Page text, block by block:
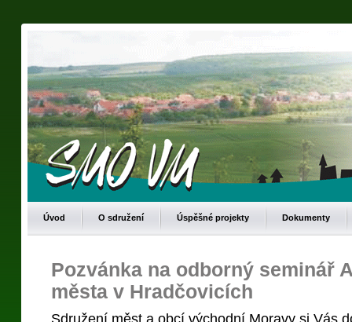
Úvod O sdružení Úspěšné projekty Dokumenty
Pozvánka na odborný seminář
města v Hradčovicích
Sdružení měst a obcí východní Moravy si Vás